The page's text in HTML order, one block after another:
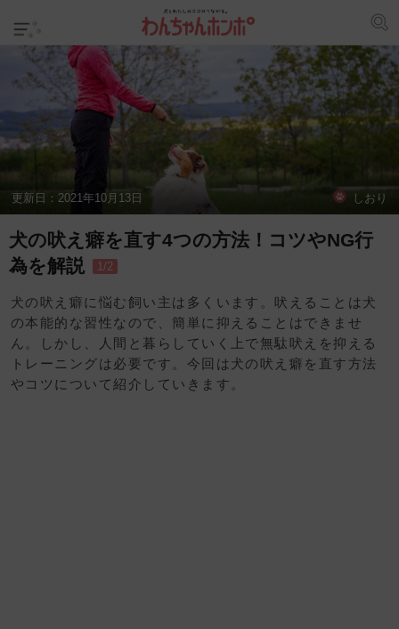
更新日： 2021年10月13日 しおり
犬の吠え癖を直す4つの方法！コツやNG行
為を解説
1/2
犬の吠え癖に悩む飼い主は多くいます。吠えることは犬
の本能的な習性なので、簡単に抑えることはできませ
ん。しかし、人間と暮らしていく上で無駄吠えを抑える
トレーニングは必要です。今回は犬の吠え癖を直す方法
やコツについて紹介していきます。